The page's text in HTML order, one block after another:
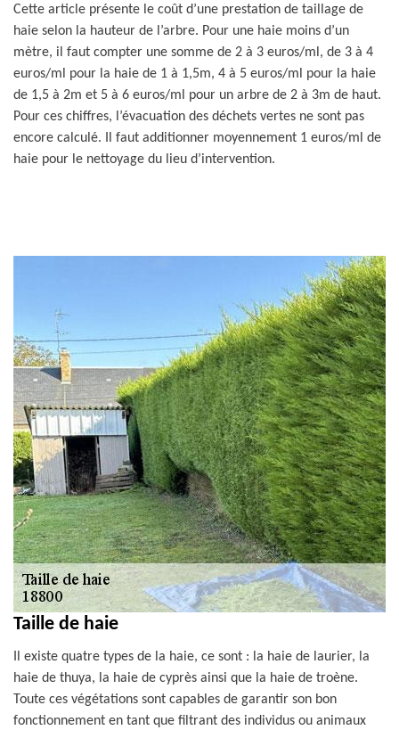
Cette article présente le coût d’une prestation de taillage de
haie selon la hauteur de l’arbre. Pour une haie moins d’un
mètre, il faut compter une somme de 2 à 3 euros/ml, de 3 à 4
euros/ml pour la haie de 1 à 1,5m, 4 à 5 euros/ml pour la haie
de 1,5 à 2m et 5 à 6 euros/ml pour un arbre de 2 à 3m de haut.
Pour ces chiffres, l’évacuation des déchets vertes ne sont pas
encore calculé. Il faut additionner moyennement 1 euros/ml de
haie pour le nettoyage du lieu d’intervention.
Taille de haie
Il existe quatre types de la haie, ce sont : la haie de laurier, la
haie de thuya, la haie de cyprès ainsi que la haie de troène.
Toute ces végétations sont capables de garantir son bon
fonctionnement en tant que filtrant des individus ou animaux